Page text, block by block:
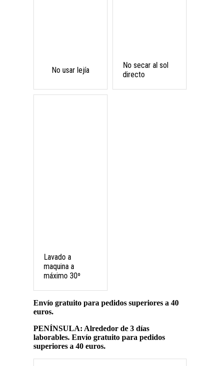
No usar lejía
No secar al sol
directo
Lavado a
maquina a
máximo 30º
Envío gratuito para pedidos superiores a 40
euros.
PENÍNSULA: Alrededor de 3 días
laborables. Envío gratuito para pedidos
superiores a 40 euros.